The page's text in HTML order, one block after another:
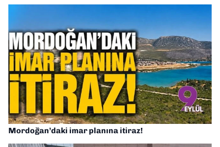
Mordoğan’daki imar planına itiraz!